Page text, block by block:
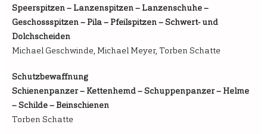
Speerspitzen – Lanzenspitzen – Lanzenschuhe –
Geschossspitzen – Pila – Pfeilspitzen – Schwert- und
Dolchscheiden
Michael Geschwinde, Michael Meyer, Torben Schatte
Schutzbewaffnung
Schienenpanzer – Kettenhemd – Schuppenpanzer – Helme
– Schilde – Beinschienen
Torben Schatte